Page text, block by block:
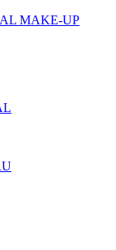
MAKE-UP